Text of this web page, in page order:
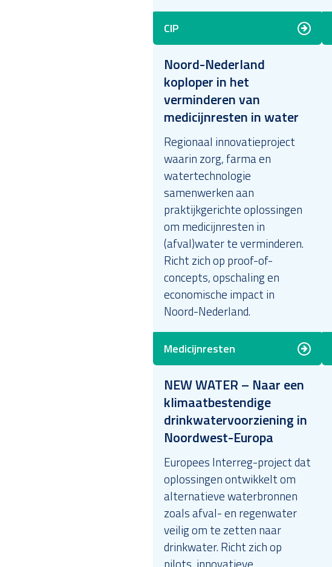
CIP
Noord-Nederland
koploper in het
verminderen van
medicijnresten in water
Regionaal innovatieproject
waarin zorg, farma en
watertechnologie
samenwerken aan
praktijkgerichte oplossingen
om medicijnresten in
(afval)water te verminderen.
Richt zich op proof-of-
concepts, opschaling en
economische impact in
Noord-Nederland.
Medicijnresten
NEW WATER – Naar een
klimaatbestendige
drinkwatervoorziening in
Noordwest-Europa
Europees Interreg-project dat
oplossingen ontwikkelt om
alternatieve waterbronnen
zoals afval- en regenwater
veilig om te zetten naar
drinkwater. Richt zich op